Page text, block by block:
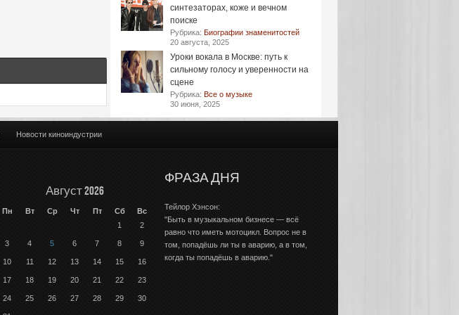
синтезаторах, коже и вечном
поиске
Рубрика: Биографии знаменитостей
20 августа, 2025
Уроки вокала в Москве: путь к
сильному голосу и уверенности на
сцене
Рубрика: Все о музыке
30 июня, 2025
Новости киноиндустрии
Август 2026
Пн Вт Ср Чт Пт Сб
Вс
1
2
3 4 5 6 7 8 9
10 11 12 13 14 15 16
17 18 19 20 21 22 23
24 25 26 27 28 29 30
ФРАЗА ДНЯ
Тейлор Хэнсон:
"Быть в музыкальном бизнесе — всё
равно что иметь мотоцикл. Вопрос не в
том, попадёшь ли ты в аварию, а в том,
когда ты попадёшь в аварию."